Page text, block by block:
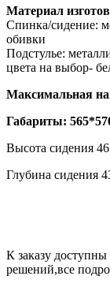
Материал
Спинка/сидение:
обивки
Подстулье:
цвета на выбор-
Максимальная
Габариты:
Высота сидения
Глубина сидения
К заказу
решений,все